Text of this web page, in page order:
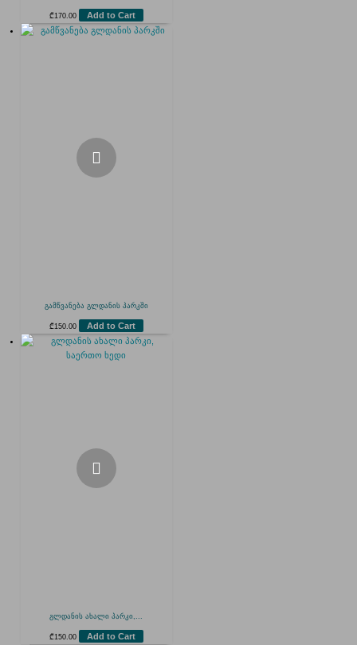
₾170.00 Add to Cart
გამწვანება გლდანის პარკში
₾150.00 Add to Cart
გლდანის ახალი პარკი,...
₾150.00 Add to Cart